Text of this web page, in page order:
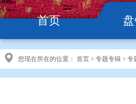
首页
您现在所在的位置： 首页 > 专题专辑 > 专